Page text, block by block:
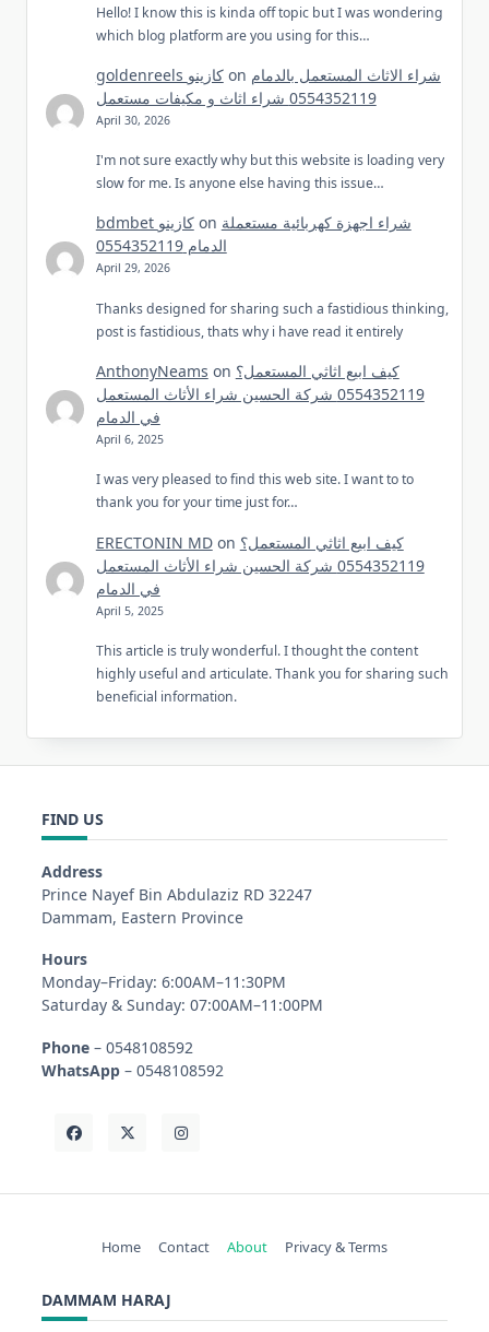
Hello! I know this is kinda off topic but I was wondering
which blog platform are you using for this…
goldenreels كازينوon شراء الاثاث المستعمل بالدمام
0554352119 شراء اثاث و مكيفات مستعمل
April 30, 2026
I'm not sure exactly why but this website is loading very
slow for me. Is anyone else having this issue…
bdmbet كازينوon شراء اجهزة كهربائية مستعملة
الدمام 0554352119
April 29, 2026
Thanks designed for sharing such a fastidious thinking,
post is fastidious, thats why i have read it entirely
AnthonyNeams on كيف ابيع اثاثي المستعمل؟
0554352119 شركة الحسين شراء الأثاث المستعمل
في الدمام
April 6, 2025
I was very pleased to find this web site. I want to to
thank you for your time just for…
ERECTONIN MDon كيف ابيع اثاثي المستعمل؟
0554352119 شركة الحسين شراء الأثاث المستعمل
في الدمام
April 5, 2025
This article is truly wonderful. I thought the content
highly useful and articulate. Thank you for sharing such
beneficial information.
FIND US
Address
Prince Nayef Bin Abdulaziz RD 32247
Dammam, Eastern Province
Hours
Monday–Friday: 6:00AM–11:30PM
Saturday & Sunday: 07:00AM–11:00PM
Phone – 0548108592
WhatsApp – 0548108592
Home Contact About Privacy & Terms
DAMMAM HARAJ